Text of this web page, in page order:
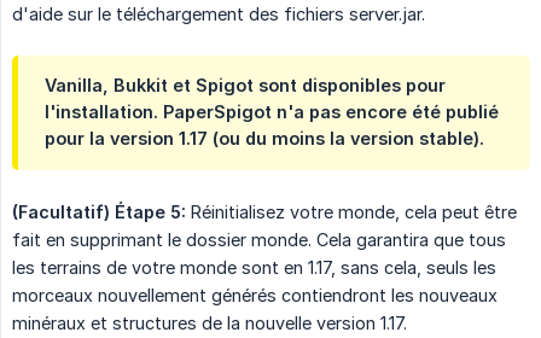
d'aide sur le téléchargement des fichiers server.jar.
Vanilla, Bukkit et Spigot sont disponibles pour
l'installation. PaperSpigot n'a pas encore été publié
pour la version 1.17 (ou du moins la version stable).
(Facultatif) Étape 5: Réinitialisez votre monde, cela peut être
fait en supprimant le dossier monde. Cela garantira que tous
les terrains de votre monde sont en 1.17, sans cela, seuls les
morceaux nouvellement générés contiendront les nouveaux
minéraux et structures de la nouvelle version 1.17.